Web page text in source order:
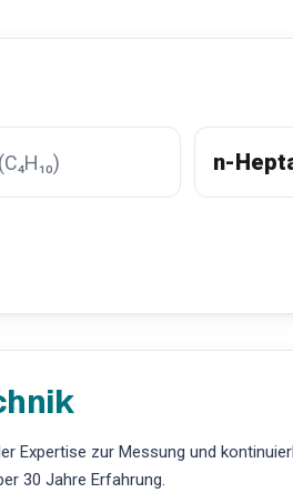
(C₄H₁₀) n-
Expertise zur Messung und
30 Jahre Erfahrung.